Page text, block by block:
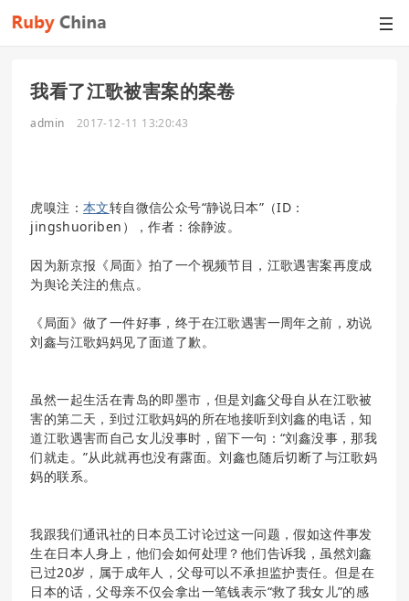
我看了江歌被害案的案卷
admin 2017-12-11 13:20:43
虎嗅注：本文转自微信公众号“静说日本”（ID：
jingshuoriben），作者：徐静波。
因为新京报《局面》拍了一个视频节目，江歌遇害案再度成
为舆论关注的焦点。
《局面》做了一件好事，终于在江歌遇害一周年之前，劝说
刘鑫与江歌妈妈见了面道了歉。
虽然一起生活在青岛的即墨市，但是刘鑫父母自从在江歌被
害的第二天，到过江歌妈妈的所在地接听到刘鑫的电话，知
道江歌遇害而自己女儿没事时，留下一句：“刘鑫没事，那我
们就走。”从此就再也没有露面。刘鑫也随后切断了与江歌妈
妈的联系。
我跟我们通讯社的日本员工讨论过这一问题，假如这件事发
生在日本人身上，他们会如何处理？他们告诉我，虽然刘鑫
已过20岁，属于成年人，父母可以不承担监护责任。但是在
日本的话，父母亲不仅会拿出一笔钱表示“救了我女儿”的感